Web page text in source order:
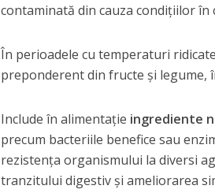
contaminată din cauza condiţiilor în
În perioadele cu temperaturi
preponderent din fructe şi legume,
Include în alimentaţie ingrediente
precum bacteriile benefice sau
rezistenţa organismului la diversi
tranzitului digestiv şi ameliorarea